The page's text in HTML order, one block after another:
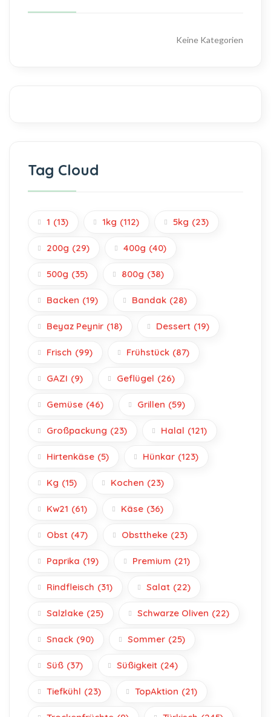
Keine Kategorien
Tag Cloud
1 (13) 1kg (112) 5kg (23)
200g (29) 400g (40)
500g (35) 800g (38)
Backen (19) Bandak (28)
Beyaz Peynir (18) Dessert (19)
Frisch (99) Frühstück (87)
GAZI (9) Geflügel (26)
Gemüse (46) Grillen (59)
Großpackung (23) Halal (121)
Hirtenkäse (5) Hünkar (123)
Kg (15) Kochen (23)
Kw21 (61) Käse (36)
Obst (47) Obsttheke (23)
Paprika (19) Premium (21)
Rindfleisch (31) Salat (22)
Salzlake (25) Schwarze Oliven (22)
Snack (90) Sommer (25)
Süß (37) Süßigkeit (24)
Tiefkühl (23) TopAktion (21)